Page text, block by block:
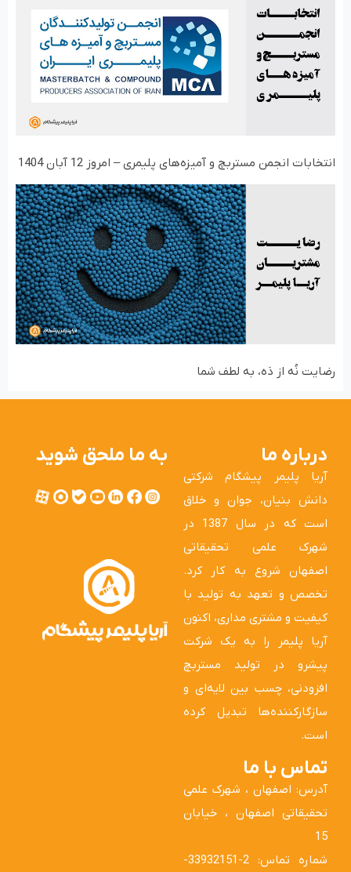
انتخابات انجمن مستربچ و آمیزه‌های پلیمری – امروز 12 آبان 1404
رضایت نُه از دَه، به لطف شما
درباره ما
آریا پلیمر پیشگام شرکتی
دانش بنیان، جوان و خلاق
است که در سال 1387 در
شهرک علمی تحقیقاتی
اصفهان شروع به کار کرد.
تخصص و تعهد به تولید با
کیفیت و مشتری مداری، اکنون
آریا پلیمر را به یک شرکت
پیشرو در تولید مستربچ
افزودنی، چسب بین لایه‌ای و
سازگارکننده‌ها تبدیل کرده
است.
تماس با ما
آدرس: اصفهان ، شهرک علمی
تحقیقاتی اصفهان ، خیابان
15
شماره تماس: 2-33932151-
به ما ملحق شوید